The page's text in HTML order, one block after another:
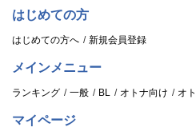
はじめての方
はじめての方へ 新規会員登録
メインメニュー
ランキング 一般 BL オトナ向け オ
マイページ